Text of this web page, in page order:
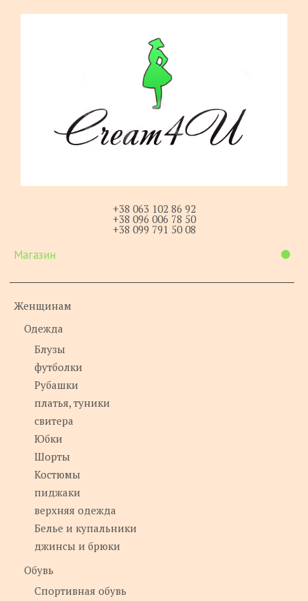
+38 063 102 86 92
+38 096 006 78 50
+38 099 791 50 08
Магазин
Женщинам
Одежда
Блузы
футболки
Рубашки
платья, туники
свитера
Юбки
Шорты
Костюмы
пиджаки
верхняя одежда
Белье и купальники
джинсы и брюки
Обувь
Спортивная обувь